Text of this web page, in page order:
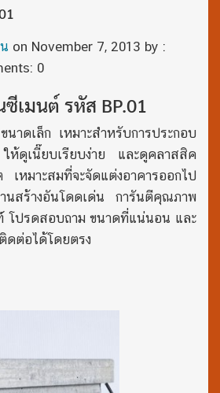
on November 7, 2013 by :
0
เมนต์ รหัส BP.01
ดเล็ก เหมาะสำหรับการประกอบ
ห้ดูเนี๊ยบเรียบง่าย และดูคลาสสิค
หมาะสมที่จะจัดแต่งอาคารออกไป
นสร้างอันโดดเด่น การันตีคุณภาพ
ปรดสอบถาม ขนาดที่แน่นอน และ
ดต่อได้โดยตรง